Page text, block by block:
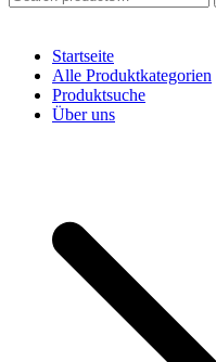
Startseite
Alle Produktkategorien
Produktsuche
Über uns